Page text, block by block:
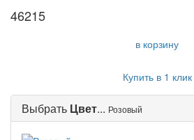
46215
в корзину
Купить в 1 клик
Выбрать Цвет... Розовый